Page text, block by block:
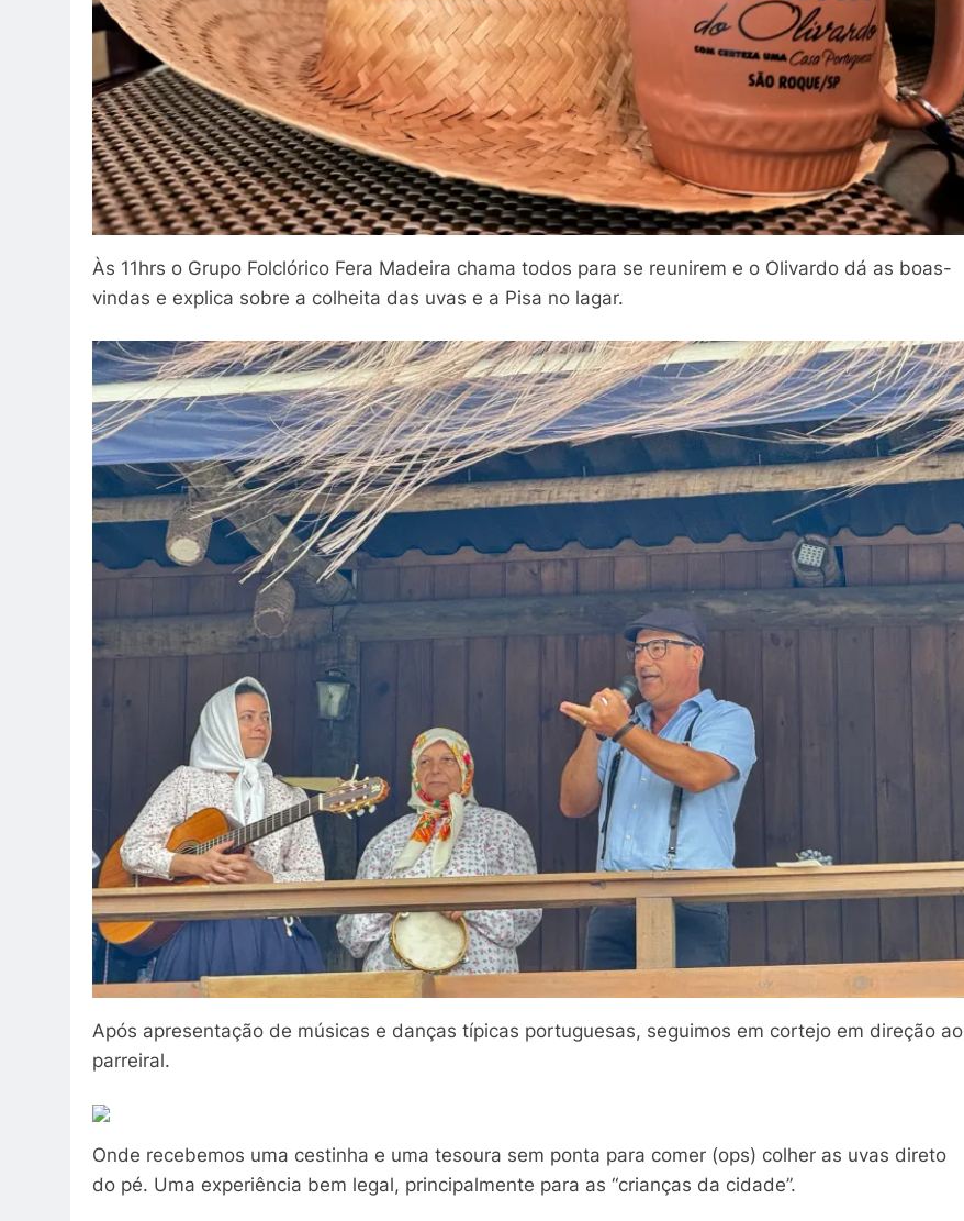
Às 11hrs o Grupo Folclórico Fera Madeira chama todos para se reunirem e o Olivardo dá as boas-
vindas e explica sobre a colheita das uvas e a Pisa no lagar.
Após apresentação de músicas e danças típicas portuguesas, seguimos em cortejo em direção ao
parreiral.
Onde recebemos uma cestinha e uma tesoura sem ponta para comer (ops) colher as uvas direto
do pé. Uma experiência bem legal, principalmente para as “crianças da cidade”.